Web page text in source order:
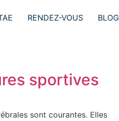
RENDEZ-VOUS BLOG
sportives
sont courantes. Elles